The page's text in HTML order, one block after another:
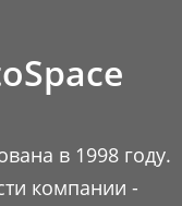
в 1998 году.
компании -